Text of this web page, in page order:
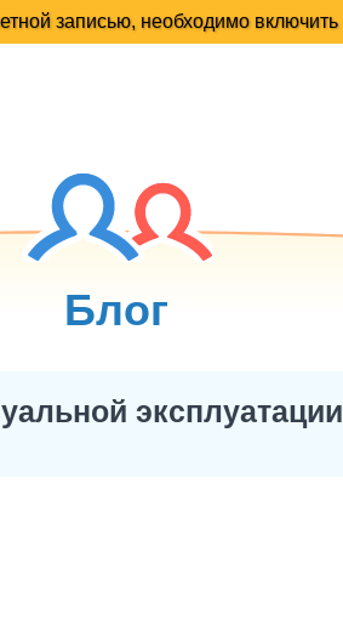
Блог
эксплуатации